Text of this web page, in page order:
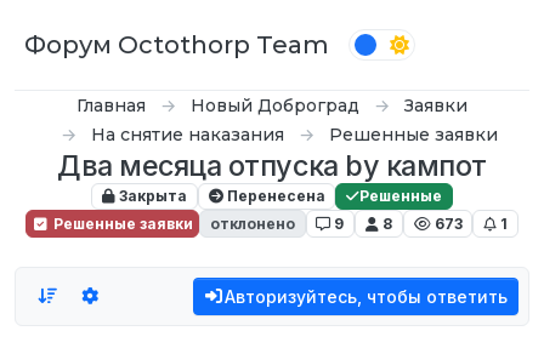
Форум Octothorp Team
Главная Новый Доброград
Заявки
На снятие наказания
Решенные заявки
Два месяца отпуска by кампот
Закрыта Перенесена
Решенные
Решенные заявки
отклонено 9 8 673 1
Авторизуйтесь, чтобы ответить